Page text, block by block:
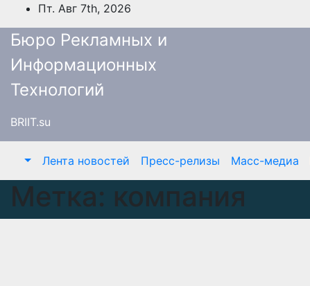
Перейти
к
содержимому
Пт. Авг 7th, 2026
Бюро Рекламных и
Информационных
Технологий
BRIIT.su
Лента новостей Пресс-релизы Масс-медиа
Метка: компания